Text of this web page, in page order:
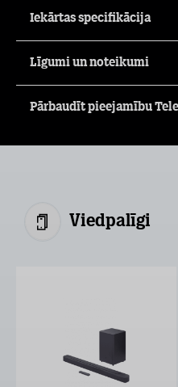
Iekārtas specifikācija
Līgumi un noteikumi
Pārbaudīt pieejamību
Viedpalīgi